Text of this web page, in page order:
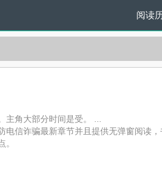
阅读
角大部分时间是受。 ...
电信诈骗最新章节并且提供无弹窗阅读